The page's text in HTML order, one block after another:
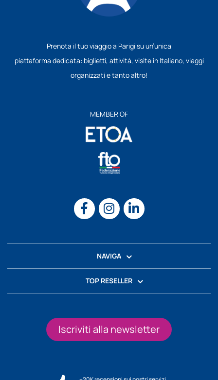
Prenota il tuo viaggio a Parigi su un’unica
piattaforma dedicata: biglietti, attività, visite in Italiano, viaggi
organizzati e tanto altro!
MEMBER OF
NAVIGA
TOP RESELLER
Iscriviti alla newsletter